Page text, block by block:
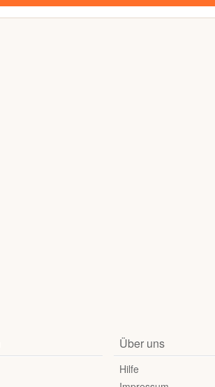
Über uns
Hilfe